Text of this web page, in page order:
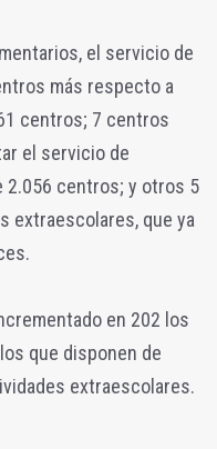
el servicio de
más respecto a
centros; 7 centros
el servicio de
2.056 centros; y otros 5
extraescolares, que ya
en 202 los
que disponen de
extraescolares.